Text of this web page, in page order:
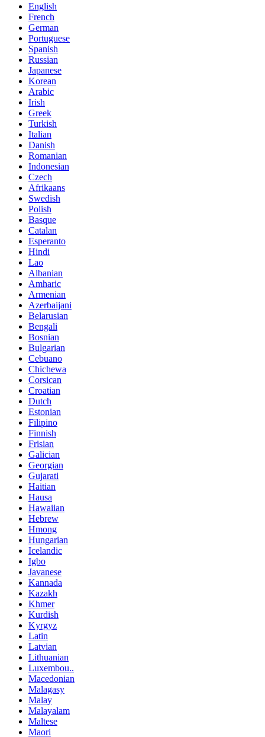
English
French
German
Portuguese
Spanish
Russian
Japanese
Korean
Arabic
Irish
Greek
Turkish
Italian
Danish
Romanian
Indonesian
Czech
Afrikaans
Swedish
Polish
Basque
Catalan
Esperanto
Hindi
Lao
Albanian
Amharic
Armenian
Azerbaijani
Belarusian
Bengali
Bosnian
Bulgarian
Cebuano
Chichewa
Corsican
Croatian
Dutch
Estonian
Filipino
Finnish
Frisian
Galician
Georgian
Gujarati
Haitian
Hausa
Hawaiian
Hebrew
Hmong
Hungarian
Icelandic
Igbo
Javanese
Kannada
Kazakh
Khmer
Kurdish
Kyrgyz
Latin
Latvian
Lithuanian
Luxembou..
Macedonian
Malagasy
Malay
Malayalam
Maltese
Maori